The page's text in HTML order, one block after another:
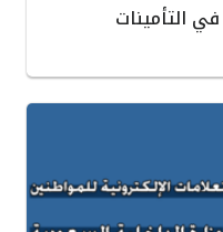
التأمينات